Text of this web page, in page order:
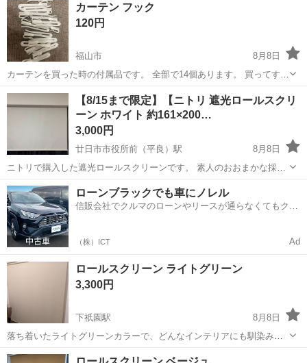
カーテン フック
120円
福山市
8月8日
カーテンを買った時の付属品です。 全部で14個あります。 買ってすぐ
外して使っておりません。
広島 福山市 カーテン、ブラインド
【8/15まで限定】【ニトリ 遮光ロールスクリ
ーン ホワイト 約161×200…
3,000円
廿日市市役所前（平良）駅
8月8日
ニトリで購入した遮光ロールスクリーンです。 素人のおおまかな採寸
です。 ・カラー：ホワイト ・遮光タイプ ・スクリーン幅：約161cm
・丈：約200cm ・日焼けなし ・チェーンの傷みなし ・プロジェクタ
ーのスクリーン代...
広島 廿日市市 廿日市市役所前（平良）駅
カーテン、ブラインド
ローンブラックでも車にノレル
信販会社でクルマのローンやリースが通らなくてもクル
（株）ICT Ad
ロールスクリーン ライトグリーン
3,300円
下祇園駅
8月8日
落ち着いたライトグリーンカラーで、どんなインテリアにも馴染みや
すいシンプルなロールスクリーンです。 - タイプ: ロールスクリーン -
広島 広島市 下祇園駅